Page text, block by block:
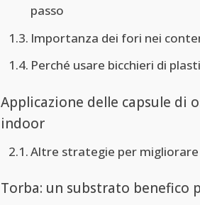
passo
Importanza dei fori nei
Perché usare bicchieri di
Applicazione delle capsule di
indoor
Altre strategie per migliorare
Torba: un substrato benefico